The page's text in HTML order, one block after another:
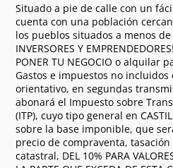
Situado a pie de calle con un
cuenta con una población
los pueblos situados a menos de
INVERSORES Y
PONER TU NEGOCIO o alquilar
Gastos e impuestos no
orientativo, en segundas
abonará el Impuesto sobre
(ITP), cuyo tipo general en
sobre la base imponible, que
precio de compraventa,
catastral, DEL 10% PARA